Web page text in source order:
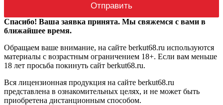
Спасибо! Ваша заявка принята. Мы свяжемся с вами в
ближайшее время.
Обращаем ваше внимание, на сайте berkut68.ru используются
материалы с возрастным ограничением 18+. Если вам меньше
18 лет просьба покинуть сайт berkut68.ru.
Вся лицензионная продукция на сайте berkut68.ru
представлена в ознакомительных целях, и не может быть
приобретена дистанционным способом.